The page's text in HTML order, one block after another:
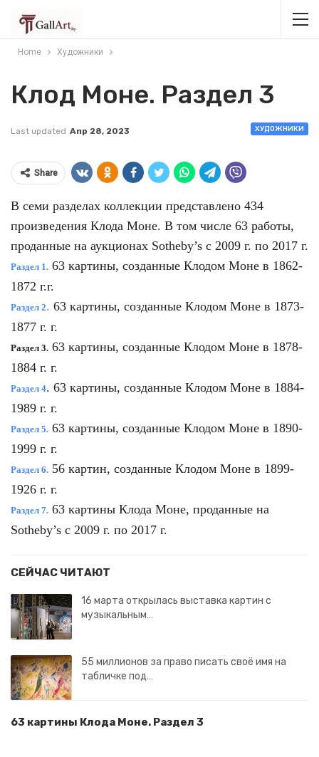
Home Художники
Клод Моне. Раздел 3
ХУДОЖНИКИ
Last updated Апр 28, 2023
Share
В семи разделах коллекции представлено 434
произведения Клода Моне. В том числе 63 работы,
проданные на аукционах Sotheby’s с 2009 г. по 2017 г.
Раздел 1. 63 картины, созданные Клодом Моне в 1862-
1872 г.г.
Раздел 2. 63 картины, созданные Клодом Моне в 1873-
1877 г. г.
Раздел 3. 63 картины, созданные Клодом Моне в 1878-
1884 г. г.
Раздел 4. 63 картины, созданные Клодом Моне в 1884-
1989 г. г.
Раздел 5. 63 картины, созданные Клодом Моне в 1890-
1999 г. г.
Раздел 6. 56 картин, созданные Клодом Моне в 1899-
1926 г. г.
Раздел 7. 63 картины Клода Моне, проданные на
Sotheby’s с 2009 г. по 2017 г.
СЕЙЧАС ЧИТАЮТ
16 марта открылась выставка картин с
музыкальным…
55 миллионов за право писать своё имя на
табличке под…
63 картины Клода Моне. Раздел 3